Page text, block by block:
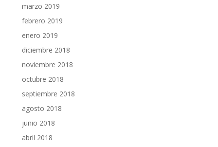
marzo 2019
febrero 2019
enero 2019
diciembre 2018
noviembre 2018
octubre 2018
septiembre 2018
agosto 2018
junio 2018
abril 2018